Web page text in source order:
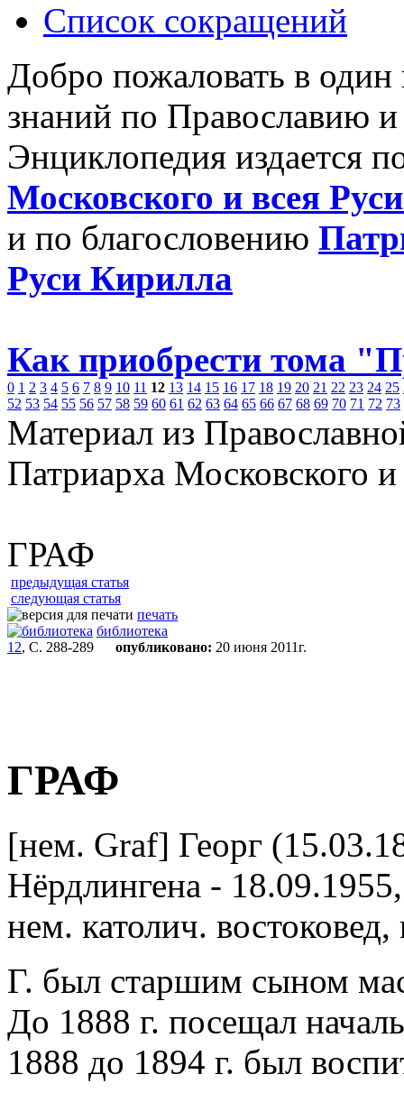
Список сокращений
Добро пожаловать в
знаний по Православию
Энциклопедия издается
Московского и всея
и по благословению
Руси Кирилла
Как приобрести тома
0 1 2 3 4 5 6 7 8 9 10 11 12 13 14 15 16 17 18 19 20 21 22 23 24 25
52 53 54 55 56 57 58 59 60 61 62 63 64 65 66 67 68 69 70 71 72 73
Материал из
Патриарха Московского
ГРАФ
предыдущая статья
следующая статья
печать
библиотека
12, С. 288-289 опубликовано: 20 июня 2011г.
ГРАФ
[нем. Graf] Георг
Нёрдлингена -
нем. католич.
Г. был старшим сыном
До 1888 г. посещал
1888 до 1894 г. был